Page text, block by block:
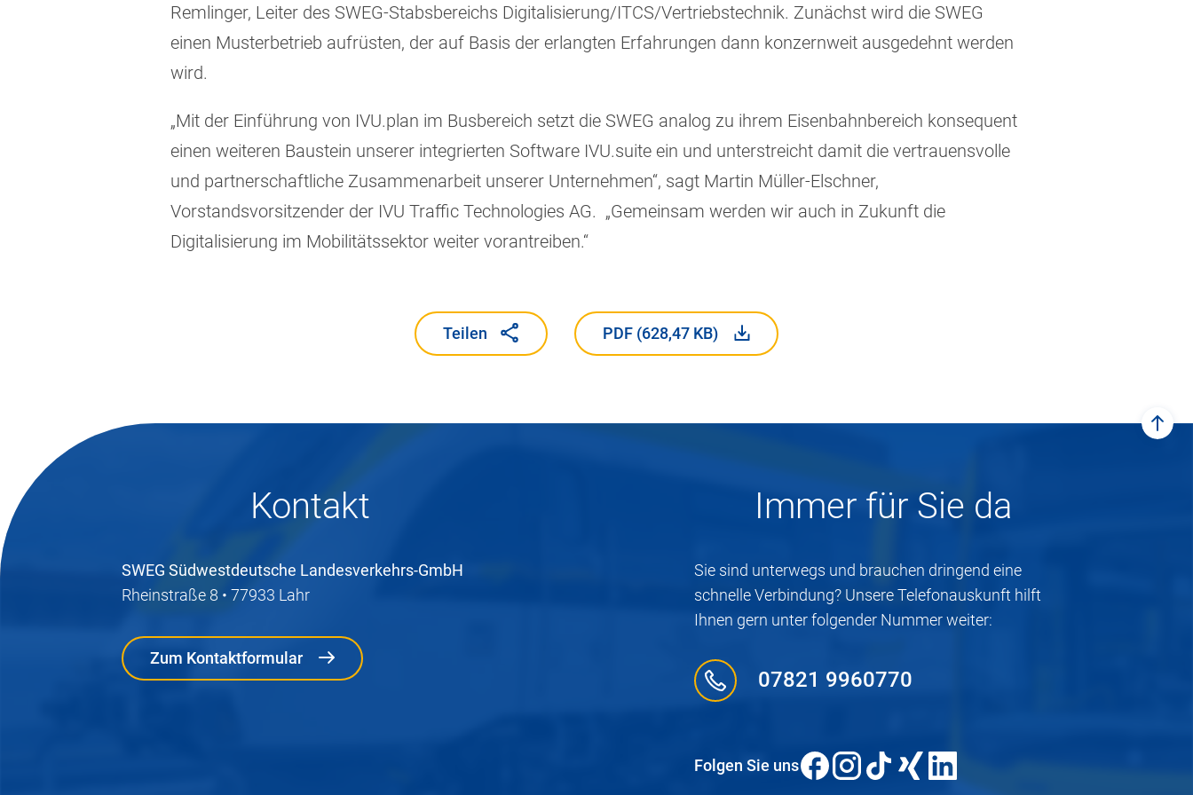
Remlinger, Leiter des SWEG-Stabsbereichs Digitalisierung/ITCS/Vertriebstechnik. Zunächst wird die SWEG
einen Musterbetrieb aufrüsten, der auf Basis der erlangten Erfahrungen dann konzernweit ausgedehnt werden
wird.
„Mit der Einführung von IVU.plan im Busbereich setzt die SWEG analog zu ihrem Eisenbahnbereich konsequent
einen weiteren Baustein unserer integrierten Software IVU.suite ein und unterstreicht damit die vertrauensvolle
und partnerschaftliche Zusammenarbeit unserer Unternehmen“, sagt Martin Müller-Elschner,
Vorstandsvorsitzender der IVU Traffic Technologies AG. „Gemeinsam werden wir auch in Zukunft die
Digitalisierung im Mobilitätssektor weiter vorantreiben.“
Teilen PDF (628,47 KB)
Kontakt
SWEG Südwestdeutsche Landesverkehrs-GmbH
Rheinstraße 8 • 77933 Lahr
Zum Kontaktformular
Immer für Sie da
Sie sind unterwegs und brauchen dringend eine
schnelle Verbindung? Unsere Telefonauskunft hilft
Ihnen gern unter folgender Nummer weiter:
07821 9960770
Folgen Sie uns